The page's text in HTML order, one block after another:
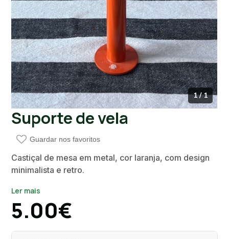
1 / 1
Suporte de vela
Guardar nos favoritos
Castiçal de mesa em metal, cor laranja, com design
minimalista e retro.
Ler mais
5.00€